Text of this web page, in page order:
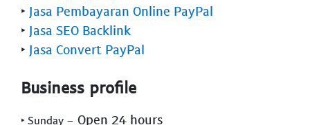
‣ Jasa Pembayaran Online PayPal
‣ Jasa SEO Backlink
‣ Jasa Convert PayPal
Business profile
‣ Sunday - Open 24 hours